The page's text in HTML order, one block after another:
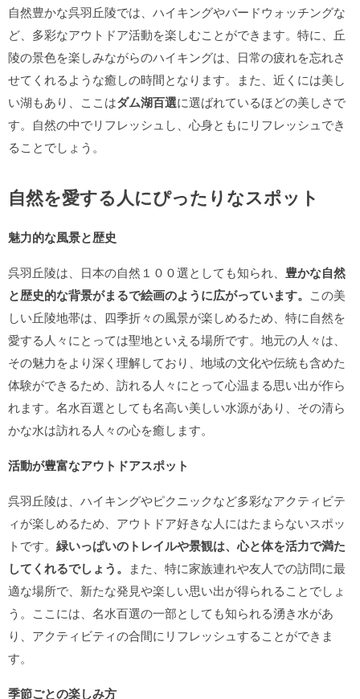
自然豊かな呉羽丘陵では、ハイキングやバードウォッチングな
ど、多彩なアウトドア活動を楽しむことができます。特に、丘
陵の景色を楽しみながらのハイキングは、日常の疲れを忘れさ
せてくれるような癒しの時間となります。また、近くには美し
い湖もあり、ここはダム湖百選に選ばれているほどの美しさで
す。自然の中でリフレッシュし、心身ともにリフレッシュでき
ることでしょう。
自然を愛する人にぴったりなスポット
魅力的な風景と歴史
呉羽丘陵は、日本の自然１００選としても知られ、 豊かな自然
と歴史的な背景がまるで絵画のように広がっています。 この美
しい丘陵地帯は、四季折々の風景が楽しめるため、特に自然を
愛する人々にとっては聖地といえる場所です。地元の人々は、
その魅力をより深く理解しており、地域の文化や伝統も含めた
体験ができるため、訪れる人々にとって心温まる思い出が作ら
れます。名水百選としても名高い美しい水源があり、その清ら
かな水は訪れる人々の心を癒します。
活動が豊富なアウトドアスポット
呉羽丘陵は、ハイキングやピクニックなど多彩なアクティビテ
ィが楽しめるため、アウトドア好きな人にはたまらないスポッ
トです。 緑いっぱいのトレイルや景観は、心と体を活力で満た
してくれるでしょう。 また、特に家族連れや友人での訪問に最
適な場所で、新たな発見や楽しい思い出が得られることでしょ
う。ここには、名水百選の一部としても知られる湧き水があ
り、アクティビティの合間にリフレッシュすることができま
す。
季節ごとの楽しみ方